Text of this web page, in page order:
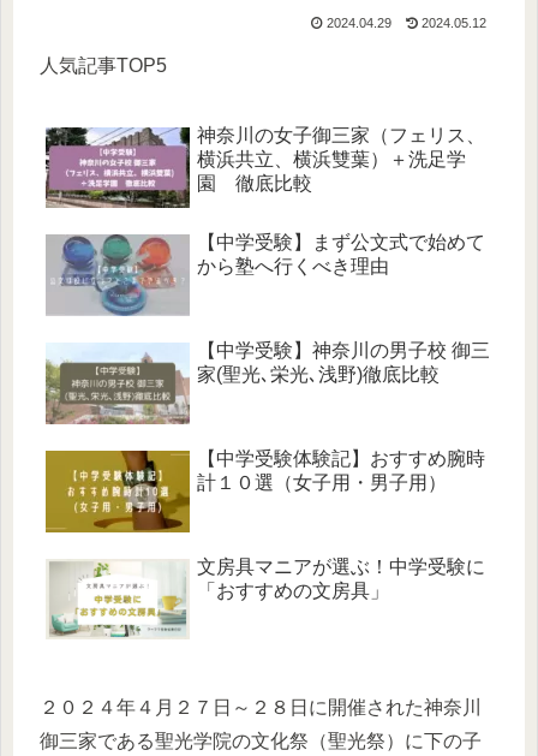
2024.04.29 2024.05.12
人気記事TOP5
神奈川の女子御三家（フェリス、
横浜共立、横浜雙葉）＋洗足学
園 徹底比較
【中学受験】まず公文式で始めて
から塾へ行くべき理由
【中学受験】神奈川の男子校 御三
家(聖光､栄光､浅野)徹底比較
【中学受験体験記】おすすめ腕時
計１０選（女子用・男子用）
文房具マニアが選ぶ！中学受験に
「おすすめの文房具」
２０２４年４月２７日～２８日に開催された神奈川
御三家である聖光学院の文化祭（聖光祭）に下の子